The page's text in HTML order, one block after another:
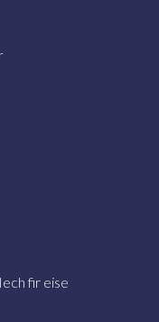
fir eise